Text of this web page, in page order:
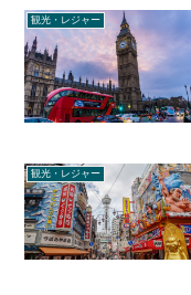
観光・レジャー
観光・レジャー